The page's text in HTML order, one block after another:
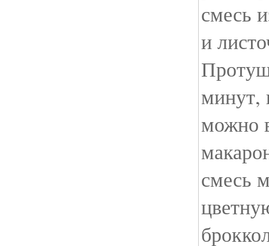
смесь
и
минут,
можно
смесь